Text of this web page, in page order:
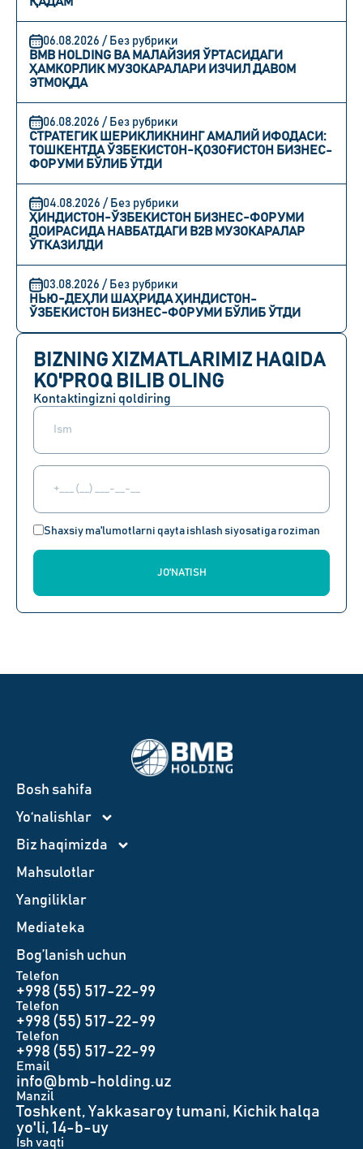
06.08.2026 / Без рубрики
BMB HOLDING ВА МАЛАЙЗИЯ ЎРТАСИДАГИ
ҲАМКОРЛИК МУЗОКАРАЛАРИ ИЗЧИЛ ДАВОМ
ЭТМОҚДА
06.08.2026 / Без рубрики
СТРАТЕГИК ШЕРИКЛИКНИНГ АМАЛИЙ ИФОДАСИ:
ТОШКЕНТДА ЎЗБЕКИСТОН-ҚОЗОҒИСТОН БИЗНЕС-
ФОРУМИ БЎЛИБ ЎТДИ
04.08.2026 / Без рубрики
ҲИНДИСТОН-ЎЗБЕКИСТОН БИЗНЕС-ФОРУМИ
ДОИРАСИДА НАВБАТДАГИ B2B МУЗОКАРАЛАР
ЎТКАЗИЛДИ
03.08.2026 / Без рубрики
НЬЮ-ДЕҲЛИ ШАҲРИДА ҲИНДИСТОН-
ЎЗБЕКИСТОН БИЗНЕС-ФОРУМИ БЎЛИБ ЎТДИ
BIZNING XIZMATLARIMIZ HAQIDA
KO'PROQ BILIB OLING
Kontaktingizni qoldiring
Shaxsiy ma'lumotlarni qayta ishlash siyosatiga roziman
JO'NATISH
Bosh sahifa
Yo‘nalishlar
Biz haqimizda
Mahsulotlar
Yangiliklar
Mediateka
Bog’lanish uchun
Telefon
+998 (55) 517-22-99
Telefon
+998 (55) 517-22-99
Telefon
+998 (55) 517-22-99
Email
info@bmb-holding.uz​
Manzil
Toshkent, Yakkasaroy tumani, Kichik halqa
yo'li, 14-b-uy
Ish vaqti